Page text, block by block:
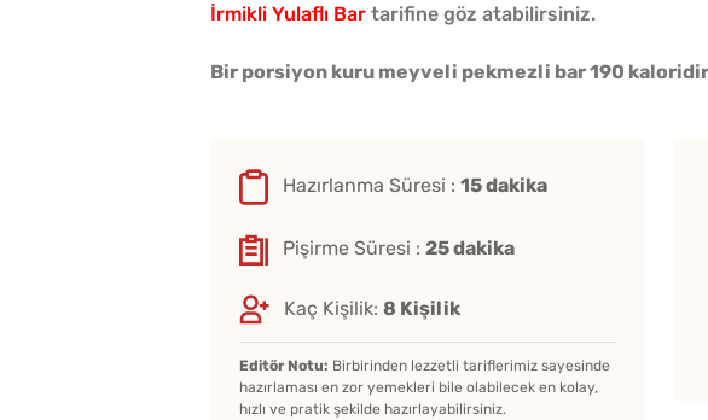
İrmikli Yulaflı Bar tarifine göz atabilirsiniz.
Bir porsiyon kuru meyveli pekmezli bar 190
Hazırlanma Süresi : 15 dakika
Pişirme Süresi : 25 dakika
Kaç Kişilik: 8 Kişilik
Editör Notu: Birbirinden lezzetli tariflerimiz sayesinde
hazırlaması en zor yemekleri bile olabilecek en kolay,
hızlı ve pratik şekilde hazırlayabilirsiniz.